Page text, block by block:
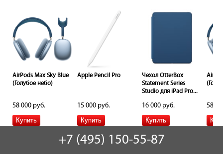
AirPods Max Sky Blue
(Голубое небо)
58 000 руб.
Apple Pencil Pro
15 000 руб.
Чехол OtterBox
Statement Series
Studio для iPad Pro...
16 000 руб. 58
+7 (495) 150-55-87